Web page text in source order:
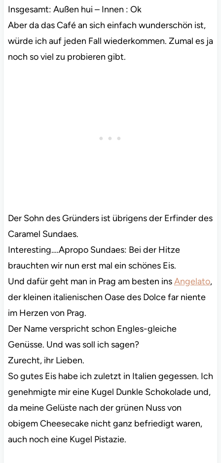
Insgesamt: Außen hui – Innen : Ok
Aber da das Café an sich einfach wunderschön ist,
würde ich auf jeden Fall wiederkommen. Zumal es ja
noch so viel zu probieren gibt.
Der Sohn des Gründers ist übrigens der Erfinder des
Caramel Sundaes.
Interesting….Apropo Sundaes: Bei der Hitze
brauchten wir nun erst mal ein schönes Eis.
Und dafür geht man in Prag am besten insAngelato,
der kleinen italienischen Oase des Dolce far niente
im Herzen von Prag.
Der Name verspricht schon Engles-gleiche
Genüsse. Und was soll ich sagen?
Zurecht, ihr Lieben.
So gutes Eis habe ich zuletzt in Italien gegessen. Ich
genehmigte mir eine Kugel Dunkle Schokolade und,
da meine Gelüste nach der grünen Nuss von
obigem Cheesecake nicht ganz befriedigt waren,
auch noch eine Kugel Pistazie.